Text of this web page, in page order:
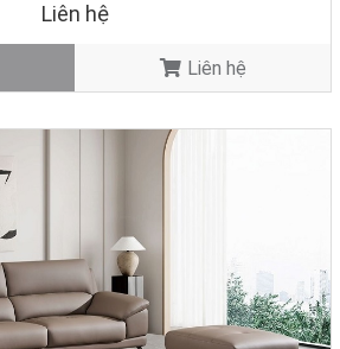
Liên hệ
Liên hệ